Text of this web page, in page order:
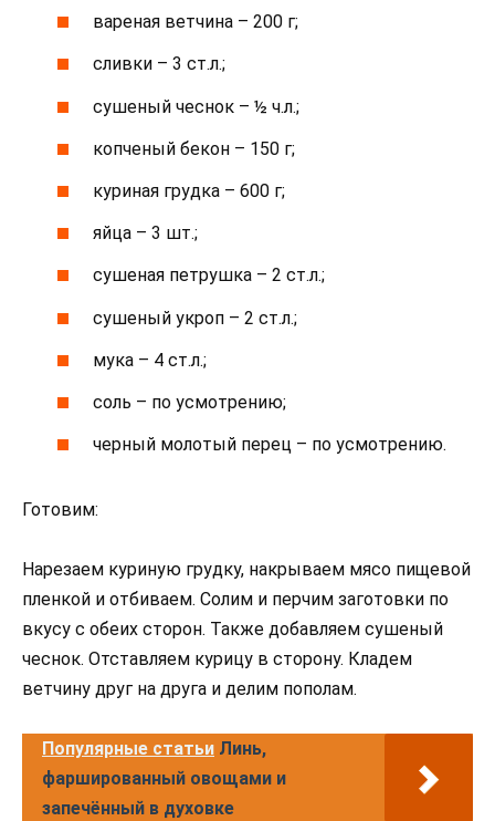
вареная ветчина – 200 г;
сливки – 3 ст.л.;
сушеный чеснок – ½ ч.л.;
копченый бекон – 150 г;
куриная грудка – 600 г;
яйца – 3 шт.;
сушеная петрушка – 2 ст.л.;
сушеный укроп – 2 ст.л.;
мука – 4 ст.л.;
соль – по усмотрению;
черный молотый перец – по усмотрению.
Готовим:
Нарезаем куриную грудку, накрываем мясо пищевой
пленкой и отбиваем. Солим и перчим заготовки по
вкусу с обеих сторон. Также добавляем сушеный
чеснок. Отставляем курицу в сторону. Кладем
ветчину друг на друга и делим пополам.
Популярные статьи Линь,
фаршированный овощами и
запечённый в духовке